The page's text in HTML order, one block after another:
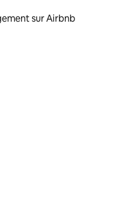
sur Airbnb